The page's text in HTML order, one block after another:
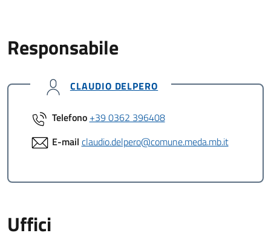
Responsabile
CLAUDIO DELPERO
Telefono +39 0362 396408
E-mail claudio.delpero@comune.meda.mb.it
Uffici